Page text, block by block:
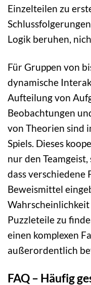
Einzelteilen zu
Logik beruhen,
Für Gruppen von
dynamische
Aufteilung von
Beobachtungen
von Theorien sind
Spiels. Dieses
nur den
dass verschiedene
Beweismittel
Puzzleteile zu
einen komplexen
außerordentlich
FAQ – Häufig